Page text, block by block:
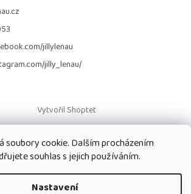
soubory cookie. Dalším procházením
souhlas s jejich používáním.
Nastavení
jillylenau
jilly_lenau/
Vytvořil Shoptet
Jilly Lenau s.r.o.. Všechna práva vyhrazena.